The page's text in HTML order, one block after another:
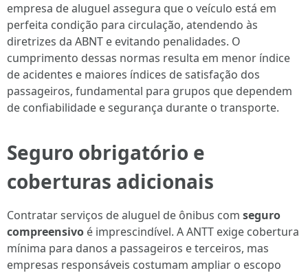
empresa de aluguel assegura que o veículo está em
perfeita condição para circulação, atendendo às
diretrizes da ABNT e evitando penalidades. O
cumprimento dessas normas resulta em menor índice
de acidentes e maiores índices de satisfação dos
passageiros, fundamental para grupos que dependem
de confiabilidade e segurança durante o transporte.
Seguro obrigatório e
coberturas adicionais
Contratar serviços de aluguel de ônibus com seguro
compreensivo é imprescindível. A ANTT exige cobertura
mínima para danos a passageiros e terceiros, mas
empresas responsáveis costumam ampliar o escopo